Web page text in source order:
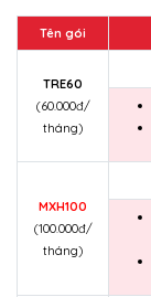
Tên gói
TRE60
(60.000đ/
tháng)
MXH100
(100.000đ/
tháng)